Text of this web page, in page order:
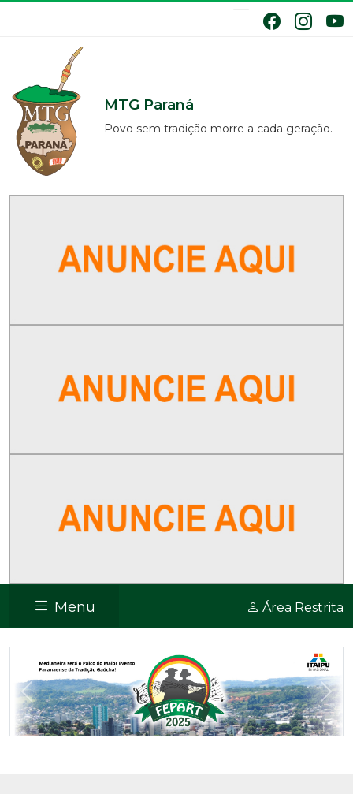
MTG Paraná
Povo sem tradição morre a cada geração.
Menu Área Restrita
Previous